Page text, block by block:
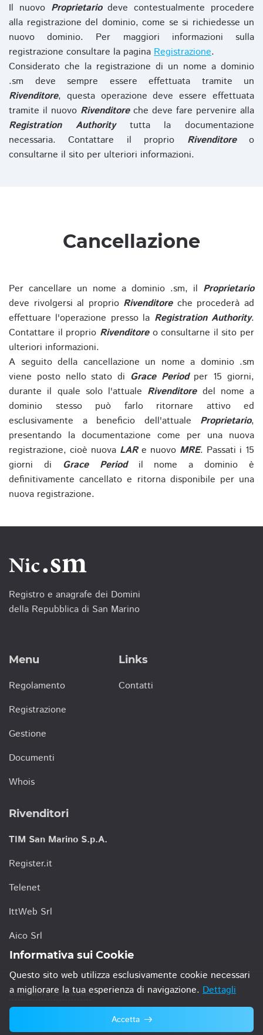
Il nuovo Proprietariodeve contestualmente procedere
alla registrazione del dominio, come se si richiedesse un
nuovo dominio. Per maggiori informazioni sulla
registrazione consultare la pagina Registrazione.
Considerato che la registrazione di un nome a dominio
.sm deve sempre essere effettuata tramite un
Rivenditore, questa operazione deve essere effettuata
tramite il nuovo Rivenditoreche deve fare pervenire alla
Registration Authoritytutta la documentazione
necessaria. Contattare il proprio Rivenditoreo
consultarne il sito per ulteriori informazioni.
Cancellazione
Per cancellare un nome a dominio .sm, il Proprietario
deve rivolgersi al proprio Rivenditoreche procederà ad
effettuare l'operazione presso la Registration Authority.
Contattare il proprio Rivenditoreo consultarne il sito per
ulteriori informazioni.
A seguito della cancellazione un nome a dominio .sm
viene posto nello stato di Grace Periodper 15 giorni,
durante il quale solo l'attuale Rivenditoredel nome a
dominio stesso può farlo ritornare attivo ed
esclusivamente a beneficio dell'attuale Proprietario,
presentando la documentazione come per una nuova
registrazione, cioè nuova LARe nuovo MRE. Passati i 15
giorni di Grace Periodil nome a dominio è
definitivamente cancellato e ritorna disponibile per una
nuova registrazione.
Registro e anagrafe dei Domini
della Repubblica di San Marino
Menu
Regolamento
Registrazione
Gestione
Documenti
Whois
Links
Contatti
Rivenditori
TIM San Marino S.p.A.
Register.it
Telenet
IttWeb Srl
Aico Srl
Informativa sui Cookie
© 2021 TIM San Marino S.p.A.
Informativa sui Cookie
Questo sito web utilizza esclusivamente cookie necessari
a migliorare la tua esperienza di navigazione. Dettagli
Accetta